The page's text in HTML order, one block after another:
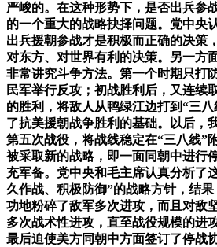
严峻的。在这种形势下，是否出兵参
的一个重大的战略抉择问题。党中央
出兵援朝参战才是积极而正确的决策
对东方、对世界有利的决策。另一方
非常讲究斗争方法。第一个时期只打
民军举行反攻；初战胜利后，又连续
的胜利，将敌人从鸭绿江边打到“三
了抗美援朝战争胜利的基础。以后，
第五次战役，将战线稳定在“三八线”
被采取新的战略，即一面同朝中进行
充军备。党中央和毛主席认真分析了
久作战、积极防御”的战略方针，结
功地粉碎了敌军多次进攻，而且对敌
多次战术性进攻，直至战役规模的进
最后迫使美方同朝中方面签订了停战